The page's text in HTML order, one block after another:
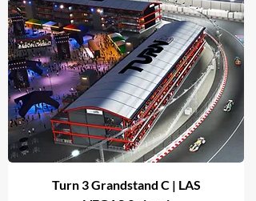
Turn 3 Grandstand C | LAS